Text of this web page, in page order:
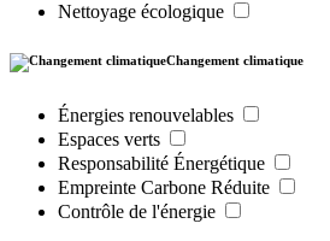
Nettoyage écologique
Changement climatique
Énergies renouvelables
Espaces verts
Responsabilité Énergétique
Empreinte Carbone Réduite
Contrôle de l'énergie